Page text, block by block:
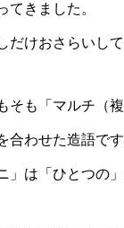
てきました。
だけおさらいして
そも「マルチ（
合わせた造語で
」は「ひとつの」